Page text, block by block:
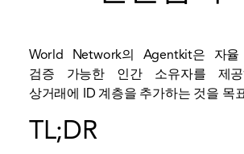
World Network의 Agentkit은 자율
검증 가능한 인간 소유자를 제공
상거래에 ID 계층을 추가하는 것을 목
TL;DR